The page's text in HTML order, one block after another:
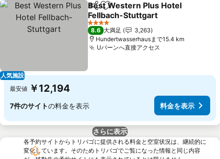
人気施設
シェアお気に入りに追加
Best Western Plus Hotel
Fellbach-Stuttgart
料金を表示
4 ホテルのランク
8.6 大満足
3,263
Hundertwasserhausまで15.4 km
Uバーンへ直接アクセス
最安値 ￥12,194
7件のサイトの料金を表示 料金を表示
さらに表示
各予約サイトからトリバゴに提供される料金と空室状況は、継続的に
変化しています。そのためトリバゴでご覧になった情報と同じ内容